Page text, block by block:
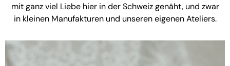
mit ganz viel Liebe hier in der Schweiz genäht, und zwar
in kleinen Manufakturen und unseren eigenen Ateliers.